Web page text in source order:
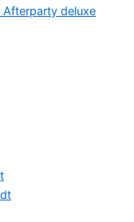
deluxe